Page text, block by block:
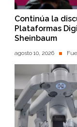
Continúa la
Plataformas
Sheinbaum
agosto 10, 2026